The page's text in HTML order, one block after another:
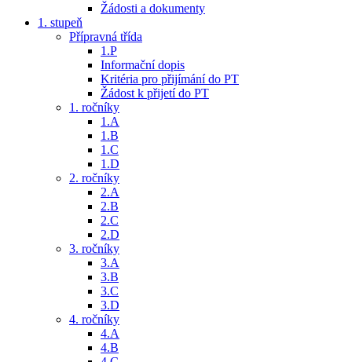
Žádosti a dokumenty
1. stupeň
Přípravná třída
1.P
Informační dopis
Kritéria pro přijímání do PT
Žádost k přijetí do PT
1. ročníky
1.A
1.B
1.C
1.D
2. ročníky
2.A
2.B
2.C
2.D
3. ročníky
3.A
3.B
3.C
3.D
4. ročníky
4.A
4.B